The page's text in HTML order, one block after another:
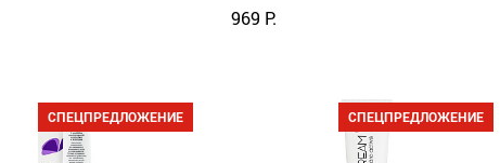
969 Р.
СПЕЦПРЕДЛОЖЕНИЕ СПЕЦПРЕДЛОЖЕНИЕ